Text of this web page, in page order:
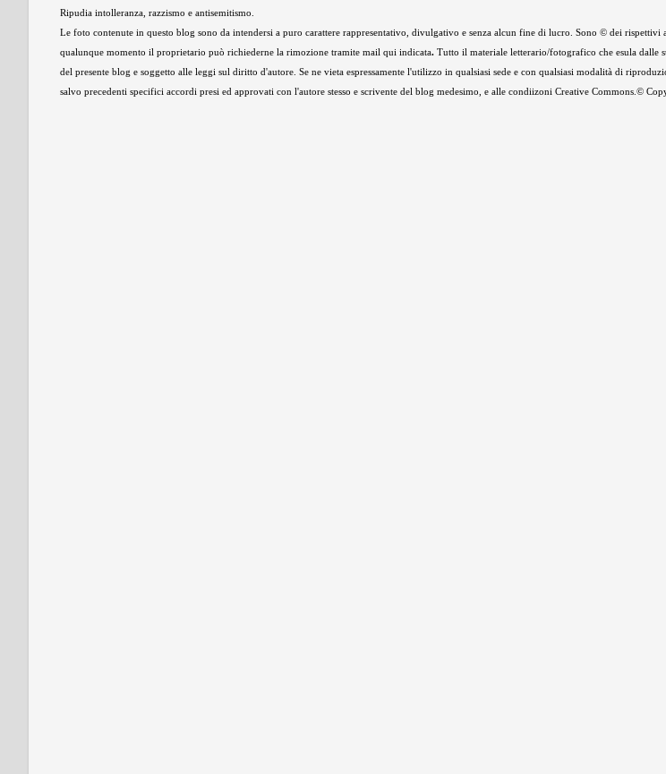
Ripudia intolleranza, razzismo e antisemitismo.
Le foto contenute in questo blog sono da intendersi a puro carattere rappresentativo, divulgativo e senza alcun fine di lucro. Sono © dei
qualunque momento il proprietario può richiederne la rimozione tramite mail qui indicata. Tutto il materiale letterario/fotografico che esula dalle
del presente blog e soggetto alle leggi sul diritto d'autore. Se ne vieta espressamente l'utilizzo in qualsiasi sede e con qualsiasi modalità di
salvo precedenti specifici accordi presi ed approvati con l'autore stesso e scrivente del blog medesimo, e alle condiizoni Creative Commons.©